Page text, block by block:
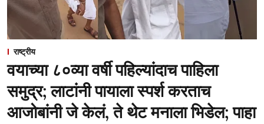
राष्ट्रीय
वयाच्या ८०व्या वर्षी पहिल्यांदाच पाहिला
समुद्र; लाटांनी पायाला स्पर्श करताच
आजोबांनी जे केलं, ते थेट मनाला भिडेल; पाहा